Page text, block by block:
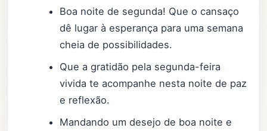
Boa noite de segunda! Que o cansaço
dê lugar à esperança para uma semana
cheia de possibilidades.
Que a gratidão pela segunda-feira
vivida te acompanhe nesta noite de paz
e reflexão.
Mandando um desejo de boa noite e